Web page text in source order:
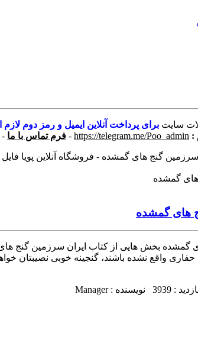
سایت برای پرداخت آنلاین ایمیل و رمز دوم
:
https://telegram.me/Poo_admin
- فرم تماس با ما -
سرزمین گنج های گمشده - فروشگاه آنلاین پویا فایل
های گمشده
گمشده بخش هایی از کتاب ایران سرزمین گنج
نشده باشند، گنجینه خوبی نصیبتان خواهد شد. کافی
: 3939
نویسنده : Manager